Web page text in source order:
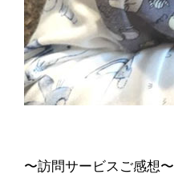
〜訪問サービスご感想〜